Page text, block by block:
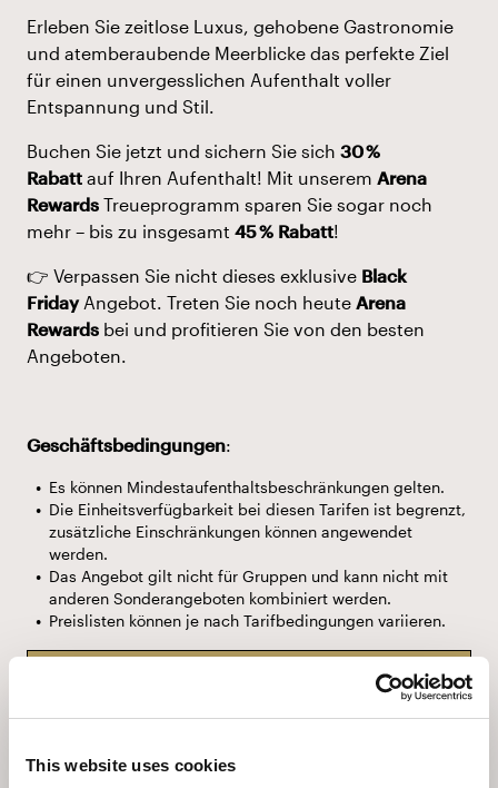
This website uses cookies
Erleben Sie zeitlose Luxus, gehobene Gastronomie
und atemberaubende Meerblicke das perfekte Ziel
für einen unvergesslichen Aufenthalt voller
Entspannung und Stil.
Buchen Sie jetzt und sichern Sie sich 30 %
Rabatt auf Ihren Aufenthalt! Mit unserem Arena
Rewards Treueprogramm sparen Sie sogar noch
mehr – bis zu insgesamt 45 % Rabatt!
👉 Verpassen Sie nicht dieses exklusive Black
FridayAngebot. Treten Sie noch heute Arena
Rewards bei und profitieren Sie von den besten
Angeboten.
Geschäftsbedingungen:
Es können Mindestaufenthaltsbeschränkungen gelten.
Die Einheitsverfügbarkeit bei diesen Tarifen ist begrenzt,
zusätzliche Einschränkungen können angewendet
werden.
Das Angebot gilt nicht für Gruppen und kann nicht mit
anderen Sonderangeboten kombiniert werden.
Preislisten können je nach Tarifbedingungen variieren.
From 180,33€ pro Zimmer